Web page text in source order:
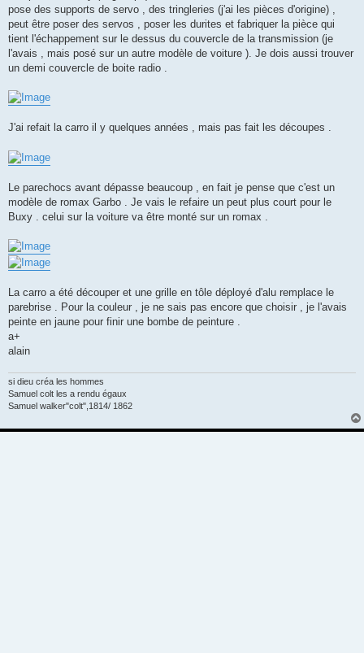
pose des supports de servo , des tringleries (j'ai les pièces d'origine) ,
peut être poser des servos , poser les durites et fabriquer la pièce qui
tient l'échappement sur le dessus du couvercle de la transmission (je
l'avais , mais posé sur un autre modèle de voiture ). Je dois aussi trouver
un demi couvercle de boite radio .
J'ai refait la carro il y quelques années , mais pas fait les découpes .
Le parechocs avant dépasse beaucoup , en fait je pense que c'est un
modèle de romax Garbo . Je vais le refaire un peut plus court pour le
Buxy . celui sur la voiture va être monté sur un romax .
La carro a été découper et une grille en tôle déployé d'alu remplace le
parebrise . Pour la couleur , je ne sais pas encore que choisir , je l'avais
peinte en jaune pour finir une bombe de peinture .
a+
alain
si dieu créa les hommes
Samuel colt les a rendu égaux
Samuel walker"colt",1814/ 1862